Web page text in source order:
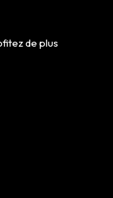
de plus